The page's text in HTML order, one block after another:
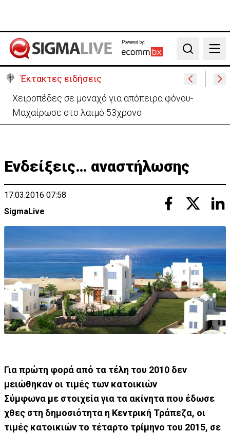
Powered by:
Search
Έκτακτες ειδήσεις
Θέλει να ξαναζωντανέψει την «Corner» o
Προύντζος - «Πληγώνει τις αναμνήσεις»
Ενδείξεις… αναστήλωσης
17.03.2016 07:58
SigmaLive
Για πρώτη φορά από τα τέλη του 2010 δεν
μειώθηκαν οι τιμές των κατοικιών
Σύμφωνα με στοιχεία για τα ακίνητα που έδωσε
χθες στη δημοσιότητα η Κεντρική Τράπεζα, οι
τιμές κατοικιών το τέταρτο τρίμηνο του 2015, σε